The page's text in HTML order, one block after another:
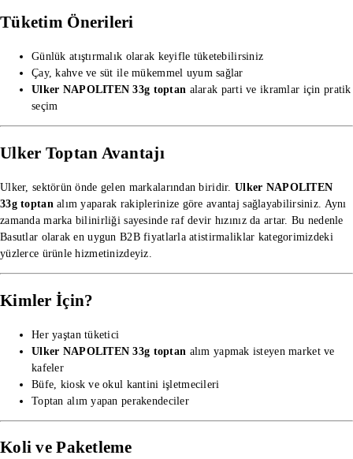
Tüketim Önerileri
Günlük atıştırmalık olarak keyifle tüketebilirsiniz
Çay, kahve ve süt ile mükemmel uyum sağlar
Ulker NAPOLITEN 33g toptan alarak parti ve ikramlar için pratik
seçim
Ulker Toptan Avantajı
Ulker, sektörün önde gelen markalarından biridir. Ulker NAPOLITEN
33g toptanalım yaparak rakiplerinize göre avantaj sağlayabilirsiniz. Aynı
zamanda marka bilinirliği sayesinde raf devir hızınız da artar. Bu nedenle
Basutlar olarak en uygun B2B fiyatlarlaatistirmaliklar kategorimizdeki
yüzlerce ürünle hizmetinizdeyiz.
Kimler İçin?
Her yaştan tüketici
Ulker NAPOLITEN 33g toptan alım yapmak isteyen market ve
kafeler
Büfe, kiosk ve okul kantini işletmecileri
Toptan alım yapan perakendeciler
Koli ve Paketleme